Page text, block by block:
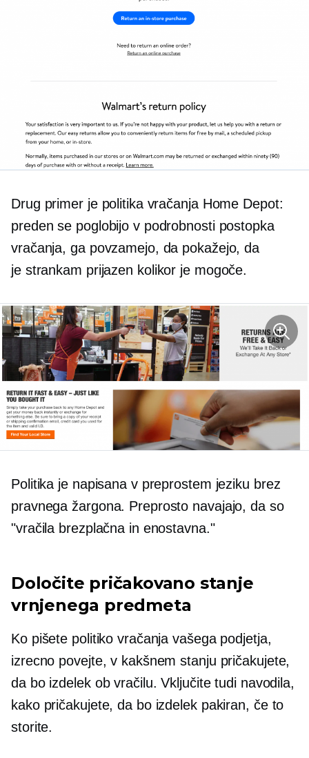
Drug primer je politika vračanja Home Depot:
preden se poglobijo v podrobnosti postopka
vračanja, ga povzamejo, da pokažejo, da
je strankam prijazen kolikor je mogoče.
Politika je napisana v preprostem jeziku brez
pravnega žargona. Preprosto navajajo, da so
"vračila brezplačna in enostavna."
Določite pričakovano stanje
vrnjenega predmeta
Ko pišete politiko vračanja vašega podjetja,
izrecno povejte, v kakšnem stanju pričakujete,
da bo izdelek ob vračilu. Vključite tudi navodila,
kako pričakujete, da bo izdelek pakiran, če to
storite.